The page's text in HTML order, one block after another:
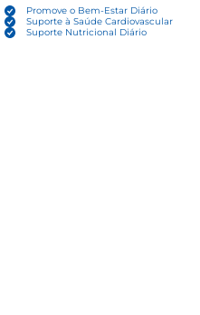
Promove o Bem-Estar Diário
Suporte à Saúde Cardiovascular
Suporte Nutricional Diário